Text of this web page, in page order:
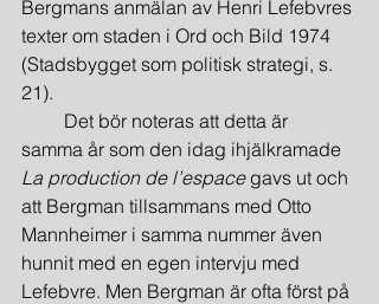
Bergmans anmälan av Henri Lefebvres
texter om staden i Ord och Bild 1974
(Stadsbygget som politisk strategi, s.
21).
Det bör noteras att detta är
samma år som den idag ihjälkramade
La production de l’espace gavs ut och
att Bergman tillsammans med Otto
Mannheimer i samma nummer även
hunnit med en egen intervju med
Lefebvre. Men Bergman är ofta först på